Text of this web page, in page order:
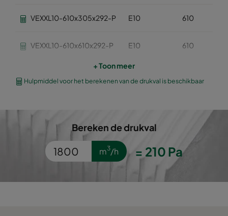
VEXXL10-610x305x292-P E10 610
VEXXL10-610x610x292-P E10 610
VEXL12-610x305x292-P E12
VEXL12-610x610x292-P E12 610
VEXL13-610x305x292-P H13 610
+ Toon meer
Hulpmiddel voor het berekenen van de drukval is beschikbaar
Bereken de drukval
m3/h = 210 Pa